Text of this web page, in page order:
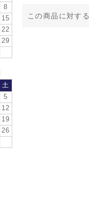
8
15
22
29
土
5
12
19
26
この商品に対す